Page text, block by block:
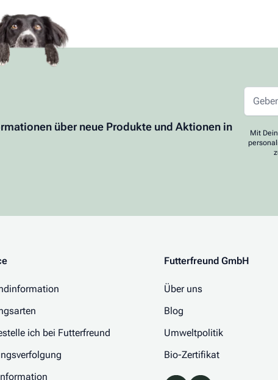
über neue Produkte und Aktionen in
Mit
ich bei Futterfreund
Futterfreund GmbH
Über uns
Blog
Umweltpolitik
Bio-Zertifikat